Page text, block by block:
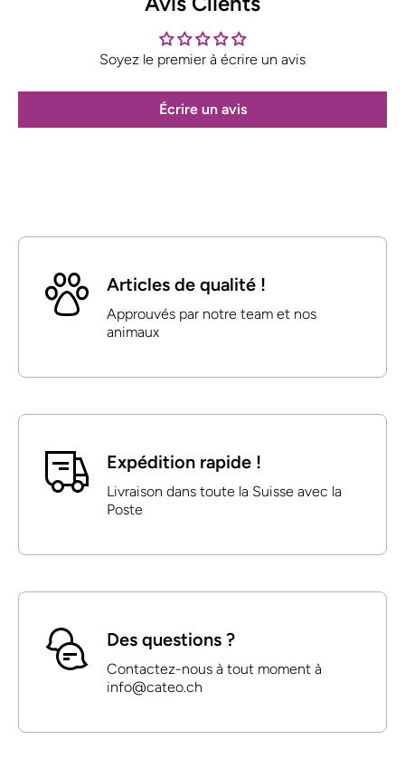
Soyez le premier à écrire un avis
Écrire un avis
Articles de qualité !
Approuvés par notre team et nos
animaux
Expédition rapide !
Livraison dans toute la Suisse avec la
Poste
Des questions ?
Contactez-nous à tout moment à
info@cateo.ch